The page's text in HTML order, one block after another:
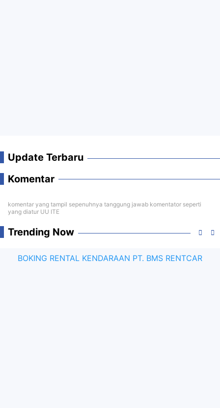
Update Terbaru
Komentar
komentar yang tampil sepenuhnya tanggung jawab komentator seperti
yang diatur UU ITE
Trending Now
BOKING RENTAL KENDARAAN PT. BMS RENTCAR